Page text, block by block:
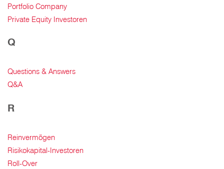
Portfolio Company
Private Equity Investoren
Q
Questions & Answers
Q&A
R
Reinvermögen
Risikokapital-Investoren
Roll-Over